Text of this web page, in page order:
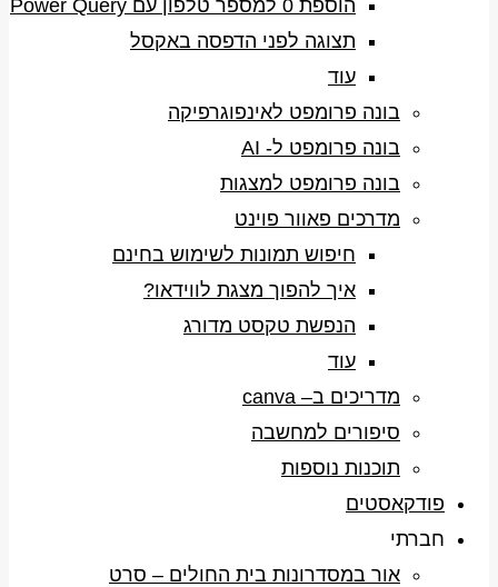
הוספת 0 למספר טלפון עם Power Query
תצוגה לפני הדפסה באקסל
עוד
בונה פרומפט לאינפוגרפיקה
בונה פרומפט ל- AI
בונה פרומפט למצגות
מדרכים פאוור פוינט
חיפוש תמונות לשימוש בחינם
איך להפוך מצגת לווידאו?
הנפשת טקסט מדורג
עוד
מדריכים ב– canva
סיפורים למחשבה
תוכנות נוספות
פודקאסטים
חברתי
אור במסדרונות בית החולים – סרט